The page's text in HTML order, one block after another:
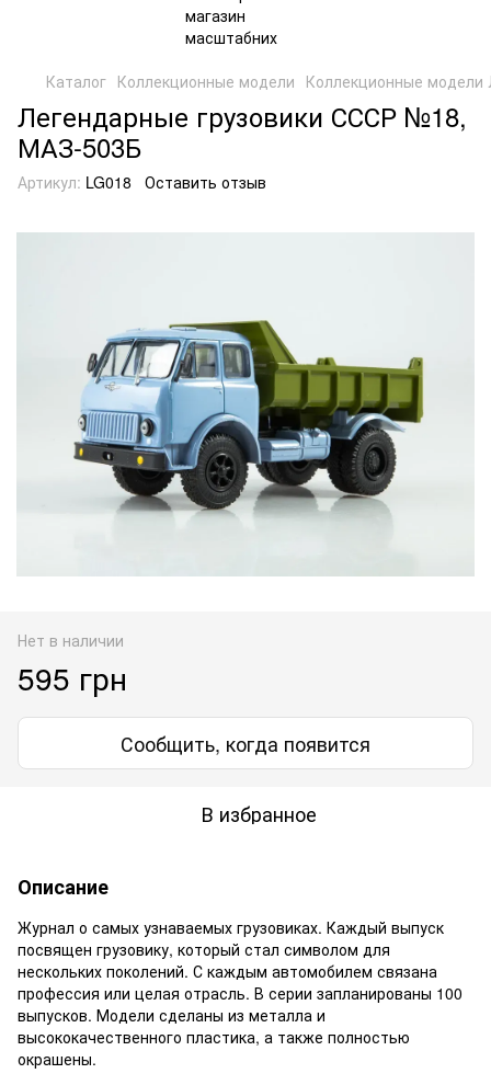
Каталог Коллекционные модели Коллекционные модели
Легендарные грузовики СССР №18,
МАЗ-503Б
Артикул: LG018 Оставить отзыв
Нет в наличии
595 грн
Сообщить, когда появится
В избранное
Описание
Журнал о самых узнаваемых грузовиках. Каждый выпуск
посвящен грузовику, который стал символом для
нескольких поколений. С каждым автомобилем связана
профессия или целая отрасль. В серии запланированы 100
выпусков. Модели сделаны из металла и
высококачественного пластика, а также полностью
окрашены.